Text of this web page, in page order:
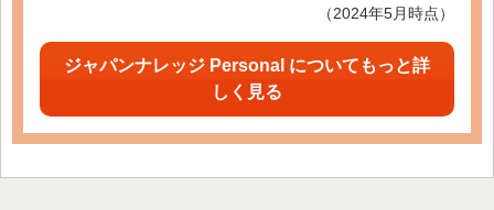
（2024年5月時点）
ジャパンナレッジ Personal についてもっと詳
しく見る